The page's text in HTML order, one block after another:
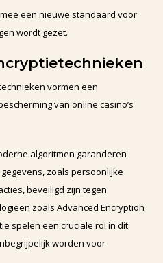
een nieuwe standaard voor
wordt gezet.
vormen een
van online casino’s
algoritmen garanderen
zoals persoonlijke
beveiligd zijn tegen
zoals Advanced Encryption
spelen een cruciale rol in dit
worden voor